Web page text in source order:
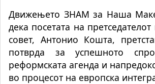
Движењето ЗНАМ за Наша
дека посетата на
совет, Антонио Кошта,
потврда за успешното
реформската агенда и
во процесот на европска